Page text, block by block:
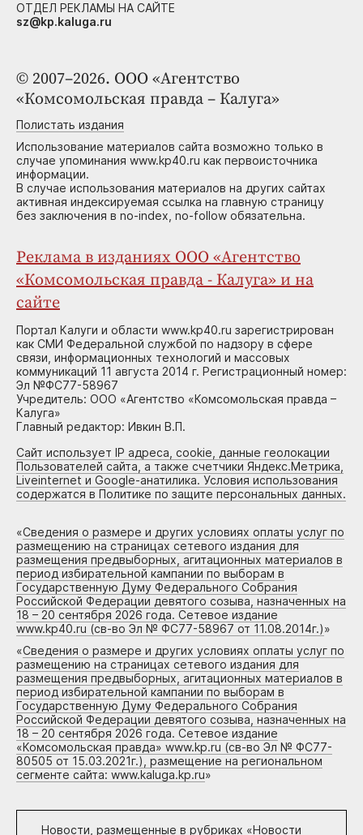
© 2007–2026. ООО «Агентство
«Комсомольская правда – Калуга»
Полистать издания
Использование материалов сайта возможно только в
случае упоминания www.kp40.ru как первоисточника
информации.
В случае использования материалов на других сайтах
активная индексируемая ссылка на главную страницу
без заключения в no-index, no-follow обязательна.
Реклама в изданиях ООО «Агентство
«Комсомольская правда - Калуга» и на
сайте
Портал Калуги и области www.kp40.ru зарегистрирован
как СМИ Федеральной службой по надзору в сфере
связи, информационных технологий и массовых
коммуникаций 11 августа 2014 г. Регистрационный номер:
Эл №ФС77-58967
Учредитель: ООО «Агентство «Комсомольская правда –
Калуга»
Главный редактор: Ивкин В.П.
Сайт использует IP адреса, cookie, данные геолокации
Пользователей сайта, а также счетчики Яндекс.Метрика,
Liveinternet и Google-анатилика. Условия использования
содержатся в Политике по защите персональных данных.
«Сведения о размере и других условиях оплаты услуг по
размещению на страницах сетевого издания для
размещения предвыборных, агитационных материалов в
период избирательной кампании по выборам в
Государственную Думу Федерального Собрания
Российской Федерации девятого созыва, назначенных на
18 – 20 сентября 2026 года. Сетевое издание
www.kp40.ru (св-во Эл № ФС77-58967 от 11.08.2014г.)»
«Сведения о размере и других условиях оплаты услуг по
размещению на страницах сетевого издания для
размещения предвыборных, агитационных материалов в
период избирательной кампании по выборам в
Государственную Думу Федерального Собрания
Российской Федерации девятого созыва, назначенных на
18 – 20 сентября 2026 года. Сетевое издание
«Комсомольская правда» www.kp.ru (св-во Эл № ФС77-
80505 от 15.03.2021г.), размещение на региональном
сегменте сайта: www.kaluga.kp.ru»
Новости, размещенные в рубриках «Новости
ОТДЕЛ РЕКЛАМЫ НА САЙТЕ
sz@kp.kaluga.ru